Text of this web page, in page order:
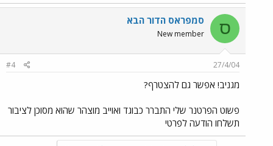
ס סמפראס הדור הבא
New member
27/4/04
#4
מגניב! אפשר גם להצטרף?
פשוט הפרטנר שלי התברר כבוגד ואוייב מוצהר שהוא מסוכן לציבור
תשלחו הודעה לפרטי